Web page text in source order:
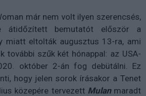
már nem volt ilyen szerencsés,
átidőzített bemutatót először a
miatt eltolták augusztus 13-ra, ami
további szűk két hónappal: az USA-
október 2-án fog debütálni. Ez
hogy jelen sorok írásakor a Tenet
közepére tervezett Mulan maradt